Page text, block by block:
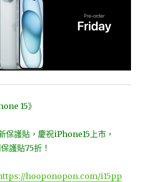
15》
保護貼，慶祝iPhone15上市，
護貼75折！
hooponopon.com/i15pp